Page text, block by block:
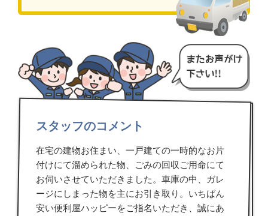
スタッフのコメント
在宅の建物お住まい、一戸建ての一時的なお片
付けにて溜められた物、ごみの回収ご用命にて
お伺いさせていただきました。車庫の中、ガレ
ージにしまった物を主にお引き取り。いちばん
安い便利屋ハッピーをご指名いただき、誠にあ